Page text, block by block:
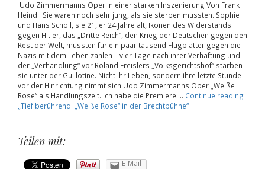
Udo Zimmermanns Oper in einer starken Inszenierung Von Frank
Heindl Sie waren noch sehr jung, als sie sterben mussten. Sophie
und Hans Scholl, sie 21, er 24 Jahre alt, Ikonen des Widerstands
gegen Hitler, das „Dritte Reich“, den Krieg der Deutschen gegen den
Rest der Welt, mussten für ein paar tausend Flugblätter gegen die
Nazis mit dem Leben zahlen – vier Tage nach ihrer Verhaftung und
der „Verhandlung“ vor Roland Freislers „Volksgerichtshof“ starben
sie unter der Guillotine. Nicht ihr Leben, sondern ihre letzte Stunde
vor der Hinrichtung nimmt sich Udo Zimmermanns Oper „Weiße
Rose“ als Handlungszeit. Ich habe die Premiere … Continue reading
„Tief berührend: „Weiße Rose“ in der Brechtbühne“
Teilen mit:
E-Mail